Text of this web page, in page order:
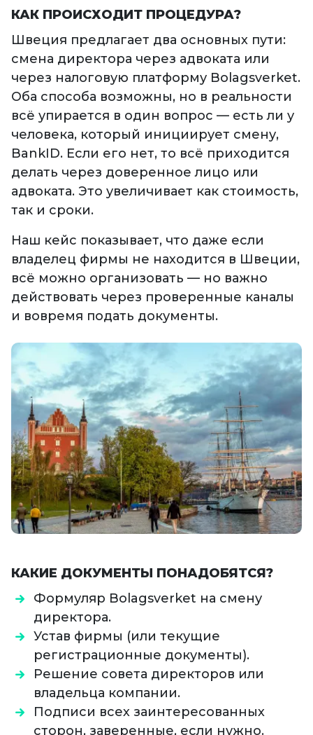
КАК ПРОИСХОДИТ ПРОЦЕДУРА?
Швеция предлагает два основных пути:
смена директора через адвоката или
через налоговую платформу Bolagsverket.
Оба способа возможны, но в реальности
всё упирается в один вопрос — есть ли у
человека, который инициирует смену,
BankID. Если его нет, то всё приходится
делать через доверенное лицо или
адвоката. Это увеличивает как стоимость,
так и сроки.
Наш кейс показывает, что даже если
владелец фирмы не находится в Швеции,
всё можно организовать — но важно
действовать через проверенные каналы
и вовремя подать документы.
КАКИЕ ДОКУМЕНТЫ ПОНАДОБЯТСЯ?
Формуляр Bolagsverket на смену
директора.
Устав фирмы (или текущие
регистрационные документы).
Решение совета директоров или
владельца компании.
Подписи всех заинтересованных
сторон, заверенные, если нужно.